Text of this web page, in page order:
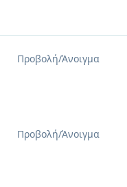
Προβολή/Άνοιγμα
Προβολή/Άνοιγμα